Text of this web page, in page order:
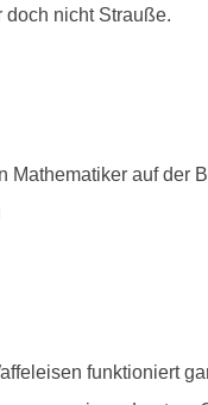
doch nicht Strauße.
Mathematiker auf der
funktioniert